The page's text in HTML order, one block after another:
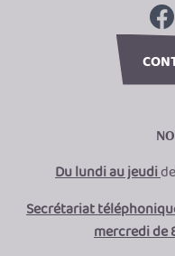
Du lundi au jeudi
Secrétariat
mercredi de